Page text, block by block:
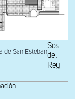
de San Esteban
Sos
del
Rey